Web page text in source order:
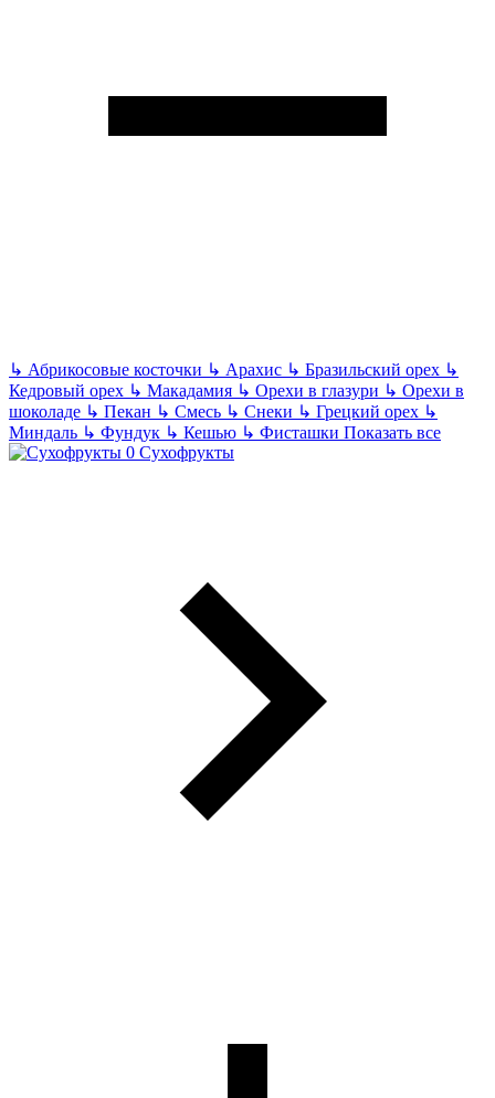
↳ Абрикосовые косточки ↳ Арахис ↳ Бразильский орех ↳
Кедровый орех ↳ Макадамия ↳ Орехи в глазури ↳ Орехи в
шоколаде ↳ Пекан ↳ Смесь ↳ Снеки ↳ Грецкий орех ↳
Миндаль ↳ Фундук ↳ Кешью ↳ Фисташки Показать все
Сухофрукты